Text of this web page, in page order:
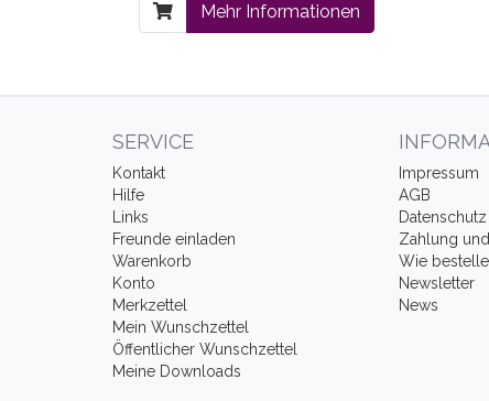
Mehr Informationen
SERVICE
Kontakt
Hilfe
Links
Freunde einladen
Warenkorb
Konto
Merkzettel
Mein Wunschzettel
Öffentlicher Wunschzettel
Meine Downloads
Impressum
AGB
Datenschutz
Zahlung
Wie
Newsletter
News